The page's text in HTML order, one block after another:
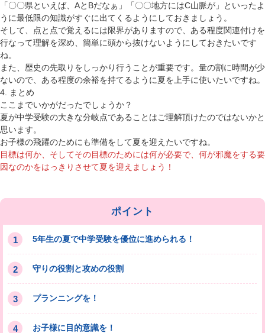
「〇〇県といえば、AとBだなぁ」「〇〇地方にはC山脈が」といったよ
うに最低限の知識がすぐに出てくるようにしておきましょう。
そして、点と点で覚えるには限界がありますので、ある程度関連付けを
行なって理解を深め、簡単に頭から抜けないようにしておきたいです
ね。
また、歴史の先取りをしっかり行うことが重要です。量の割に時間が少
ないので、ある程度の余裕を持てるように夏を上手に使いたいですね。
4. まとめ
ここまでいかがだったでしょうか？
夏が中学受験の大きな分岐点であることはご理解頂けたのではないかと
思います。
お子様の飛躍のためにも準備をして夏を迎えたいですね。
目標は何か、そしてその目標のためには何が必要で、何が邪魔をする要
因なのかをはっきりさせて夏を迎えましょう！
ポイント
5年生の夏で中学受験を優位に進められる！
守りの役割と攻めの役割
プランニングを！
お子様に目的意識を！